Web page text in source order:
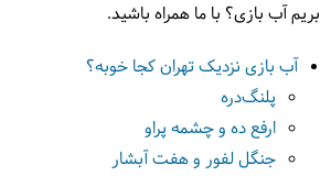
بریم آب بازی؟ با ما همراه باشید.
آب بازی نزدیک تهران کجا خوبه؟
پلنگ‌دره
ارفع ده و چشمه پراو
جنگل لفور و هفت آبشار